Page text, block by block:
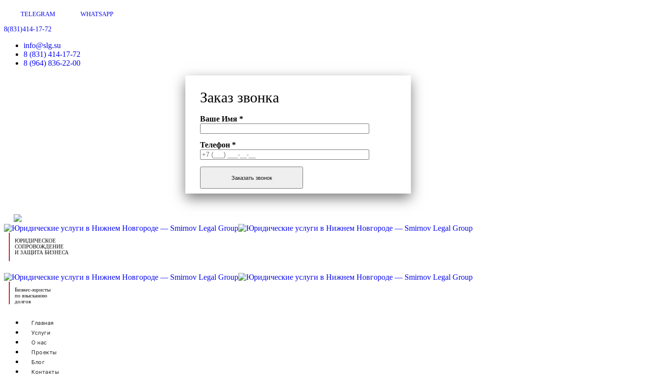
TELEGRAM WHATSAPP
8(831)414-17-72
info@slg.su
8 (831) 414-17-72
8 (964) 836-22-00
Заказ звонка
Ваше Имя *
Телефон *
Заказать звонок
ЮРИДИЧЕСКОЕ
СОПРОВОЖДЕНИЕ
И ЗАЩИТА БИЗНЕСА
Бизнес-юристы
по взысканию
долгов
Главная
Услуги
О нас
Проекты
Блог
Контакты